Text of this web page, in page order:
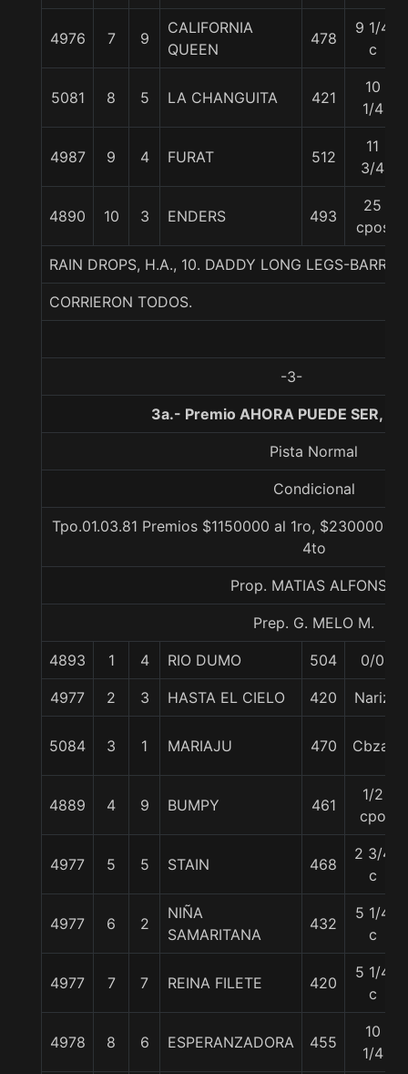
4976 7 9
CALIFORNIA
QUEEN
478
9 1/4
c
5081 8 5 LA CHANGUITA 421
10
1/4
4987 9 4 FURAT 512
11
3/4
4890 10 3 ENDERS 493
25
cpos
RAIN DROPS, H.A., 10. DADDY LONG LEGS-
CORRIERON TODOS.
-3-
3a.- Premio AHORA PUEDE SER,
Pista Normal
Condicional
Tpo.01.03.81 Premios $1150000 al 1ro, $230000
4to
Prop. MATIAS ALFONSO
Prep. G. MELO M.
4893 1 4 RIO DUMO 504 0/0
4977 2 3 HASTA EL CIELO 420 Nariz
5084 3 1 MARIAJU 470 Cbza.
4889 4 9 BUMPY 461
1/2
cpo
4977 5 5 STAIN 468
2 3/4
c
4977 6 2
NIÑA
SAMARITANA
432
5 1/4
c
4977 7 7 REINA FILETE 420
5 1/4
c
4978 8 6 ESPERANZADORA 455
10
1/4